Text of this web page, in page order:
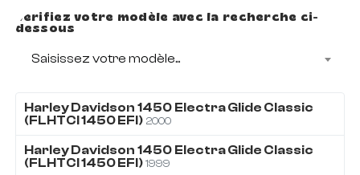
Vérifiez votre modèle avec la recherche ci-
dessous
Saisissez votre modèle...
Harley Davidson 1450 Electra Glide Classic
(FLHTCI 1450 EFI) 2000
Harley Davidson 1450 Electra Glide Classic
(FLHTCI 1450 EFI) 1999